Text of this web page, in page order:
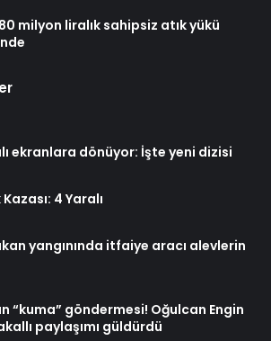
milyon liralık sahipsiz atık yükü
ekranlara dönüyor: İşte yeni dizisi
4 Yaralı
yangınında itfaiye aracı alevlerin
“kuma” göndermesi! Oğulcan Engin
paylaşımı güldürdü